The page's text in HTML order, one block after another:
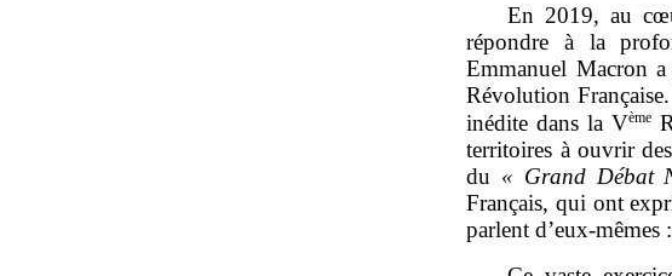
En 2019, au
répondre à la
Emmanuel Macron
Révolution
inédite dans la Vème
territoires à ouvrir
du « Grand Débat
Français, qui ont
parlent